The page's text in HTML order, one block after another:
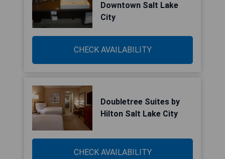
Downtown Salt Lake
City
CHECK AVAILABILITY
Doubletree Suites by
Hilton Salt Lake City
CHECK AVAILABILITY